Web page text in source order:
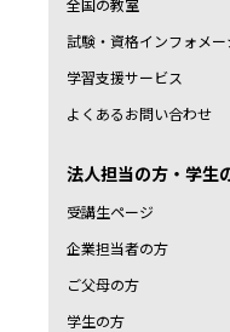
全国の教室
試験・資格インフォメー
学習支援サービス
よくあるお問い合わせ
法人担当の方・学生
受講生ページ
企業担当者の方
ご父母の方
学生の方